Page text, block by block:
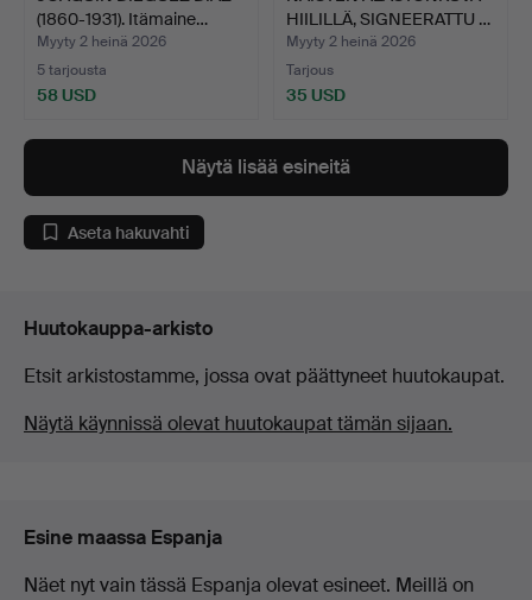
(1860-1931). Itämaine…
Myyty 2 heinä 2026
5 tarjousta
58 USD
HIILILLÄ, SIGNEERATTU …
Myyty 2 heinä 2026
Tarjous
35 USD
Näytä lisää esineitä
Aseta hakuvahti
Huutokauppa-arkisto
Etsit arkistostamme, jossa ovat päättyneet huutokaupat.
Näytä käynnissä olevat huutokaupat tämän sijaan.
Esine maassa Espanja
Näet nyt vain tässä Espanja olevat esineet. Meillä on